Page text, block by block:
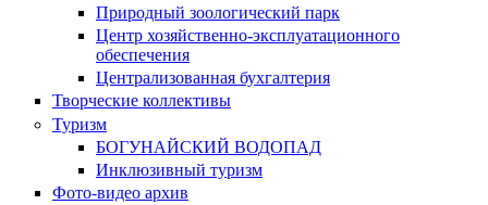
Природный зоологический парк
Центр хозяйственно-эксплуатационного
обеспечения
Централизованная бухгалтерия
Творческие коллективы
Туризм
БОГУНАЙСКИЙ ВОДОПАД
Инклюзивный туризм
Фото-видео архив